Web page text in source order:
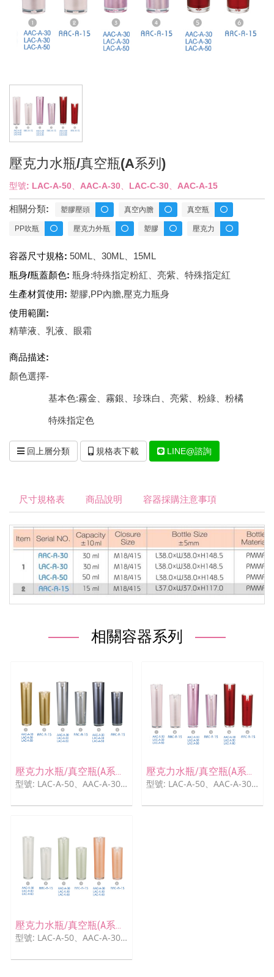
壓克力水瓶/真空瓶(A系列)
型號: LAC-A-50、AAC-A-30、LAC-C-30、AAC-A-15
相關分類: 塑膠壓頭 真空內膽 真空瓶
PP吹瓶 壓克力外瓶 塑膠 壓克力
容器尺寸規格: 50ML、30ML、15ML
瓶身/瓶蓋顏色: 瓶身:特殊指定粉紅、亮紫、特殊指定紅
生產材質使用: 塑膠,PP內膽,壓克力瓶身
使用範圍:
精華液、乳液、眼霜
商品描述:
顏色選擇-
基本色:霧金、霧銀、珍珠白、亮紫、粉綠、粉橘
特殊指定色
回上層分類 規格表下載 LINE@諮詢
尺寸規格表 商品說明 容器採購注意事項
相關容器系列
壓克力水瓶/真空瓶(A系列)
型號: LAC-A-50、AAC-A-30、LAC-C-30、AAC-A-15
壓克力水瓶/真空瓶(A系列)
型號: LAC-A-50、AAC-A-30、LAC-C-30、AAC-A-15
壓克力水瓶/真空瓶(A系列)
型號: LAC-A-50、AAC-A-30、LAC-C-30、AAC-A-15